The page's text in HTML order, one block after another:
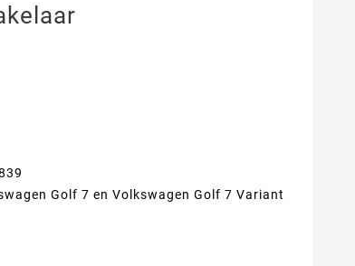
Golf 7 en Volkswagen Golf 7 Variant